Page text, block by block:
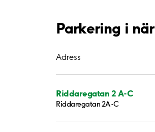
Parkering i
Adress
Riddaregatan 2 A-C
Riddaregatan 2A-C